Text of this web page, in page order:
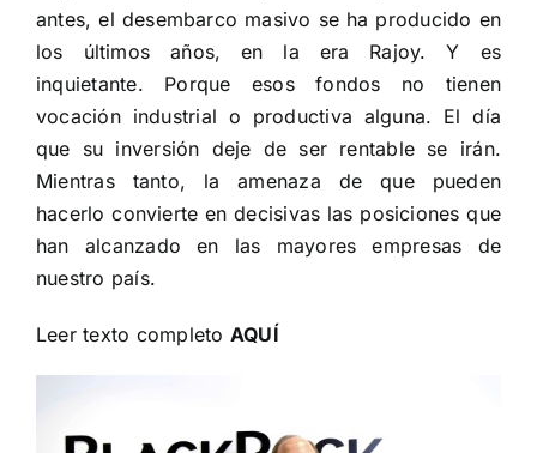
antes, el desembarco masivo se ha producido en
los últimos años, en la era Rajoy. Y es
inquietante. Porque esos fondos no tienen
vocación industrial o productiva alguna. El día
que su inversión deje de ser rentable se irán.
Mientras tanto, la amenaza de que pueden
hacerlo convierte en decisivas las posiciones que
han alcanzado en las mayores empresas de
nuestro país.
Leer texto completo AQUÍ